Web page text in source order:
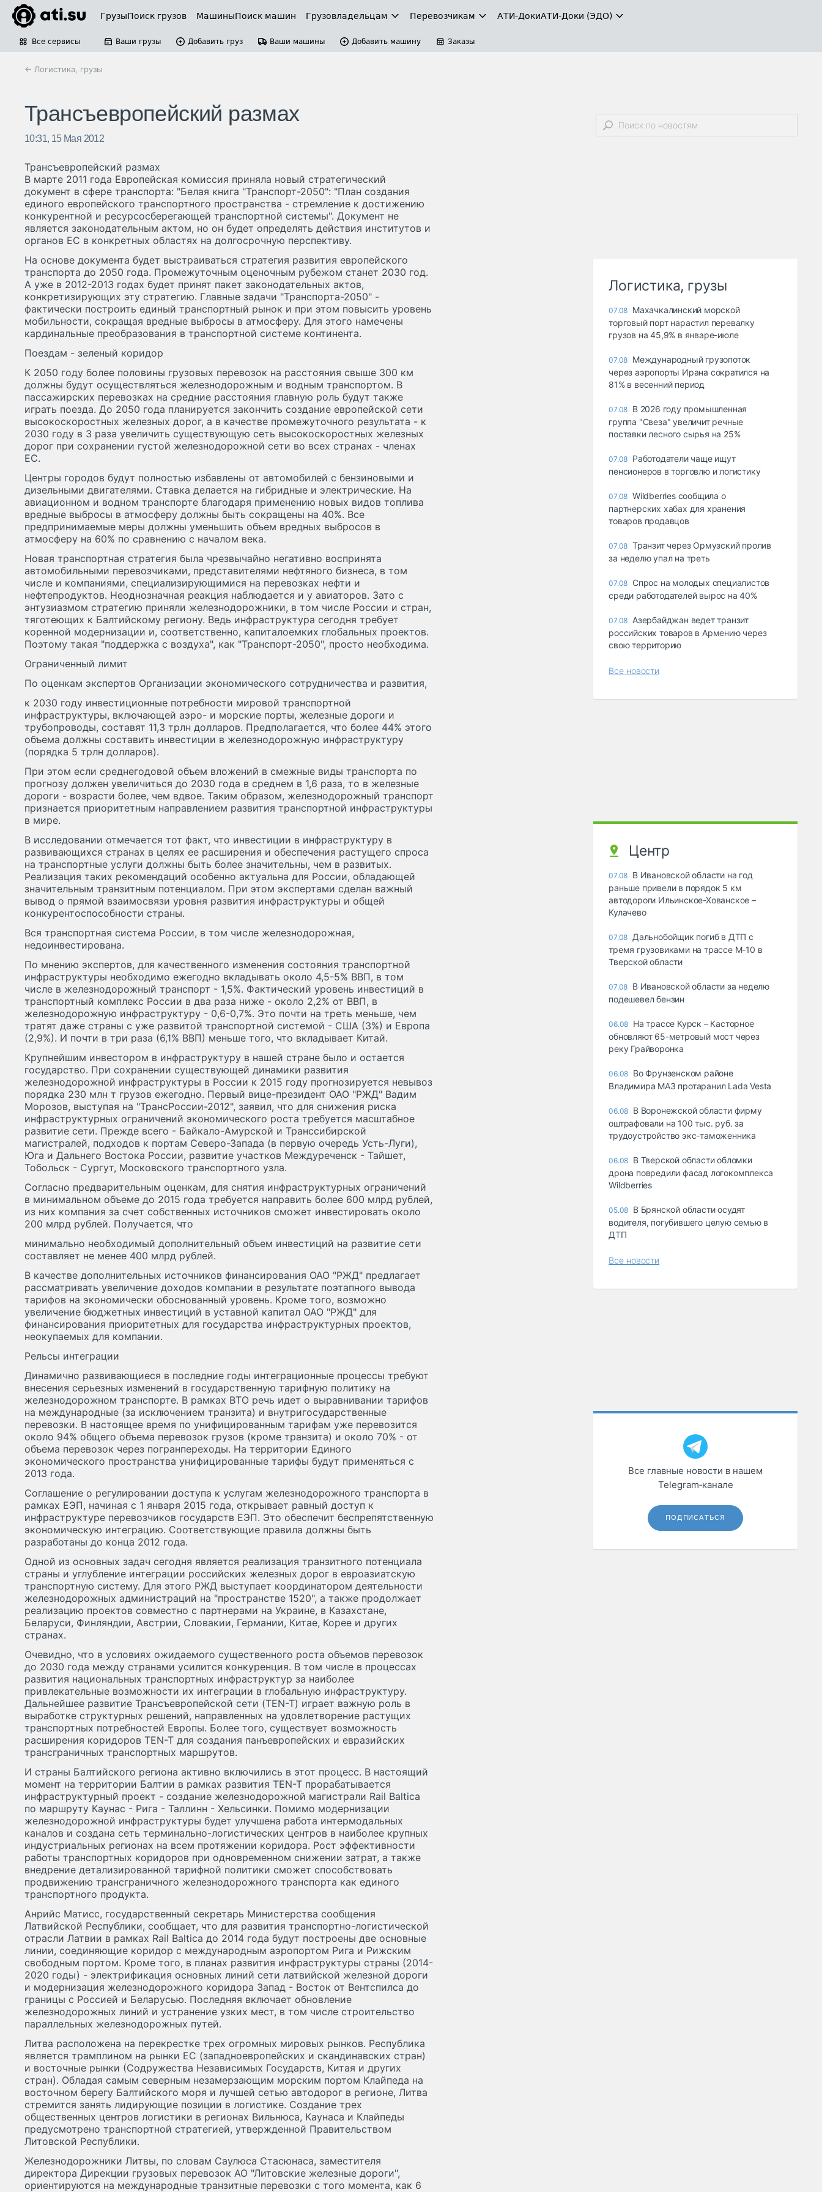
ГрузыПоиск грузов МашиныПоиск машин Грузовладельцам Перевозчикам АТИ-ДокиАТИ-Доки (ЭДО)
Все сервисы Ваши грузы Добавить груз Ваши машины Добавить машину Заказы
← Логистика, грузы
Трансъевропейский размах
10:31, 15 Мая 2012
Трансъевропейский размах
В марте 2011 года Европейская комиссия приняла новый стратегический
документ в сфере транспорта: "Белая книга "Транспорт-2050": "План создания
единого европейского транспортного пространства - стремление к достижению
конкурентной и ресурсосберегающей транспортной системы". Документ не
является законодательным актом, но он будет определять действия институтов и
органов ЕС в конкретных областях на долгосрочную перспективу.
На основе документа будет выстраиваться стратегия развития европейского
транспорта до 2050 года. Промежуточным оценочным рубежом станет 2030 год.
А уже в 2012-2013 годах будет принят пакет законодательных актов,
конкретизирующих эту стратегию. Главные задачи "Транспорта-2050" -
фактически построить единый транспортный рынок и при этом повысить уровень
мобильности, сокращая вредные выбросы в атмосферу. Для этого намечены
кардинальные преобразования в транспортной системе континента.
Поездам - зеленый коридор
К 2050 году более половины грузовых перевозок на расстояния свыше 300 км
должны будут осуществляться железнодорожным и водным транспортом. В
пассажирских перевозках на средние расстояния главную роль будут также
играть поезда. До 2050 года планируется закончить создание европейской сети
высокоскоростных железных дорог, а в качестве промежуточного результата - к
2030 году в 3 раза увеличить существующую сеть высокоскоростных железных
дорог при сохранении густой железнодорожной сети во всех странах - членах
ЕС.
Центры городов будут полностью избавлены от автомобилей с бензиновыми и
дизельными двигателями. Ставка делается на гибридные и электрические. На
авиационном и водном транспорте благодаря применению новых видов топлива
вредные выбросы в атмосферу должны быть сокращены на 40%. Все
предпринимаемые меры должны уменьшить объем вредных выбросов в
атмосферу на 60% по сравнению с началом века.
Новая транспортная стратегия была чрезвычайно негативно воспринята
автомобильными перевозчиками, представителями нефтяного бизнеса, в том
числе и компаниями, специализирующимися на перевозках нефти и
нефтепродуктов. Неоднозначная реакция наблюдается и у авиаторов. Зато с
энтузиазмом стратегию приняли железнодорожники, в том числе России и стран,
тяготеющих к Балтийскому региону. Ведь инфраструктура сегодня требует
коренной модернизации и, соответственно, капиталоемких глобальных проектов.
Поэтому такая "поддержка с воздуха", как "Транспорт-2050", просто необходима.
Ограниченный лимит
По оценкам экспертов Организации экономического сотрудничества и развития,
к 2030 году инвестиционные потребности мировой транспортной
инфраструктуры, включающей аэро- и морские порты, железные дороги и
трубопроводы, составят 11,3 трлн долларов. Предполагается, что более 44% этого
объема должны составить инвестиции в железнодорожную инфраструктуру
(порядка 5 трлн долларов).
При этом если среднегодовой объем вложений в смежные виды транспорта по
прогнозу должен увеличиться до 2030 года в среднем в 1,6 раза, то в железные
дороги - возрасти более, чем вдвое. Таким образом, железнодорожный транспорт
признается приоритетным направлением развития транспортной инфраструктуры
в мире.
В исследовании отмечается тот факт, что инвестиции в инфраструктуру в
развивающихся странах в целях ее расширения и обеспечения растущего спроса
на транспортные услуги должны быть более значительны, чем в развитых.
Реализация таких рекомендаций особенно актуальна для России, обладающей
значительным транзитным потенциалом. При этом экспертами сделан важный
вывод о прямой взаимосвязи уровня развития инфраструктуры и общей
конкурентоспособности страны.
Вся транспортная система России, в том числе железнодорожная,
недоинвестирована.
По мнению экспертов, для качественного изменения состояния транспортной
инфраструктуры необходимо ежегодно вкладывать около 4,5-5% ВВП, в том
числе в железнодорожный транспорт - 1,5%. Фактический уровень инвестиций в
транспортный комплекс России в два раза ниже - около 2,2% от ВВП, в
железнодорожную инфраструктуру - 0,6-0,7%. Это почти на треть меньше, чем
тратят даже страны с уже развитой транспортной системой - США (3%) и Европа
(2,9%). И почти в три раза (6,1% ВВП) меньше того, что вкладывает Китай.
Крупнейшим инвестором в инфраструктуру в нашей стране было и остается
государство. При сохранении существующей динамики развития
железнодорожной инфраструктуры в России к 2015 году прогнозируется невывоз
порядка 230 млн т грузов ежегодно. Первый вице-президент ОАО "РЖД" Вадим
Морозов, выступая на "ТрансРоссии-2012", заявил, что для снижения риска
инфраструктурных ограничений экономического роста требуется масштабное
развитие сети. Прежде всего - Байкало-Амурской и Транссибирской
магистралей, подходов к портам Северо-Запада (в первую очередь Усть-Луги),
Юга и Дальнего Востока России, развитие участков Междуреченск - Тайшет,
Тобольск - Сургут, Московского транспортного узла.
Согласно предварительным оценкам, для снятия инфраструктурных ограничений
в минимальном объеме до 2015 года требуется направить более 600 млрд рублей,
из них компания за счет собственных источников сможет инвестировать около
200 млрд рублей. Получается, что
минимально необходимый дополнительный объем инвестиций на развитие сети
составляет не менее 400 млрд рублей.
В качестве дополнительных источников финансирования ОАО "РЖД" предлагает
рассматривать увеличение доходов компании в результате поэтапного вывода
тарифов на экономически обоснованный уровень. Кроме того, возможно
увеличение бюджетных инвестиций в уставной капитал ОАО "РЖД" для
финансирования приоритетных для государства инфраструктурных проектов,
неокупаемых для компании.
Рельсы интеграции
Динамично развивающиеся в последние годы интеграционные процессы требуют
внесения серьезных изменений в государственную тарифную политику на
железнодорожном транспорте. В рамках ВТО речь идет о выравнивании тарифов
на международные (за исключением транзита) и внутригосударственные
перевозки. В настоящее время по унифицированным тарифам уже перевозится
около 94% общего объема перевозок грузов (кроме транзита) и около 70% - от
объема перевозок через погранпереходы. На территории Единого
экономического пространства унифицированные тарифы будут применяться с
2013 года.
Соглашение о регулировании доступа к услугам железнодорожного транспорта в
рамках ЕЭП, начиная с 1 января 2015 года, открывает равный доступ к
инфраструктуре перевозчиков государств ЕЭП. Это обеспечит беспрепятственную
экономическую интеграцию. Соответствующие правила должны быть
разработаны до конца 2012 года.
Одной из основных задач сегодня является реализация транзитного потенциала
страны и углубление интеграции российских железных дорог в евроазиатскую
транспортную систему. Для этого РЖД выступает координатором деятельности
железнодорожных администраций на "пространстве 1520", а также продолжает
реализацию проектов совместно с партнерами на Украине, в Казахстане,
Беларуси, Финляндии, Австрии, Словакии, Германии, Китае, Корее и других
странах.
Очевидно, что в условиях ожидаемого существенного роста объемов перевозок
до 2030 года между странами усилится конкуренция. В том числе в процессах
развития национальных транспортных инфраструктур за наиболее
привлекательные возможности их интеграции в глобальную инфраструктуру.
Дальнейшее развитие Трансъевропейской сети (TEN-T) играет важную роль в
выработке структурных решений, направленных на удовлетворение растущих
транспортных потребностей Европы. Более того, существует возможность
расширения коридоров TEN-T для создания панъевропейских и евразийских
трансграничных транспортных маршрутов.
И страны Балтийского региона активно включились в этот процесс. В настоящий
момент на территории Балтии в рамках развития TEN-T прорабатывается
инфраструктурный проект - создание железнодорожной магистрали Rail Baltica
по маршруту Каунас - Рига - Таллинн - Хельсинки. Помимо модернизации
железнодорожной инфраструктуры будет улучшена работа интермодальных
каналов и создана сеть терминально-логистических центров в наиболее крупных
индустриальных регионах на всем протяжении коридора. Рост эффективности
работы транспортных коридоров при одновременном снижении затрат, а также
внедрение детализированной тарифной политики сможет способствовать
продвижению трансграничного железнодорожного транспорта как единого
транспортного продукта.
Анрийc Матисс, государственный секретарь Министерства сообщения
Латвийской Республики, сообщает, что для развития транспортно-логистической
отрасли Латвии в рамках Rail Baltica до 2014 года будут построены две основные
линии, соединяющие коридор с международным аэропортом Рига и Рижским
свободным портом. Кроме того, в планах развития инфраструктуры страны (2014-
2020 годы) - электрификация основных линий сети латвийской железной дороги
и модернизация железнодорожного коридора Запад - Восток от Вентспилса до
границы с Россией и Беларусью. Последняя включает обновление
железнодорожных линий и устранение узких мест, в том числе строительство
параллельных железнодорожных путей.
Литва расположена на перекрестке трех огромных мировых рынков. Республика
является трамплином на рынки ЕС (западноевропейских и скандинавских стран)
и восточные рынки (Содружества Независимых Государств, Китая и других
стран). Обладая самым северным незамерзающим морским портом Клайпеда на
восточном берегу Балтийского моря и лучшей сетью автодорог в регионе, Литва
стремится занять лидирующие позиции в логистике. Создание трех
общественных центров логистики в регионах Вильнюса, Каунаса и Клайпеды
предусмотрено транспортной стратегией, утвержденной Правительством
Литовской Республики.
Железнодорожники Литвы, по словам Саулюса Стасюнаса, заместителя
директора Дирекции грузовых перевозок АО "Литовские железные дороги",
ориентируются на международные транзитные перевозки с того момента, как 6
Логистика, грузы
07.08 Махачкалинский морской
торговый порт нарастил перевалку
грузов на 45,9% в январе-июле
07.08 Международный грузопоток
через аэропорты Ирана сократился на
81% в весенний период
07.08 В 2026 году промышленная
группа "Свеза" увеличит речные
поставки лесного сырья на 25%
07.08 Работодатели чаще ищут
пенсионеров в торговлю и логистику
07.08 Wildberries сообщила о
партнерских хабах для хранения
товаров продавцов
07.08 Транзит через Ормузский пролив
за неделю упал на треть
07.08 Спрос на молодых специалистов
среди работодателей вырос на 40%
07.08 Азербайджан ведет транзит
российских товаров в Армению через
свою территорию
Все новости
Центр
07.08 В Ивановской области на год
раньше привели в порядок 5 км
автодороги Ильинское-Хованское –
Кулачево
07.08 Дальнобойщик погиб в ДТП с
тремя грузовиками на трассе М-10 в
Тверской области
07.08 В Ивановской области за неделю
подешевел бензин
06.08 На трассе Курск – Касторное
обновляют 65-метровый мост через
реку Грайворонка
06.08 Во Фрунзенском районе
Владимира МАЗ протаранил Lada Vesta
06.08 В Воронежской области фирму
оштрафовали на 100 тыс. руб. за
трудоустройство экс-таможенника
06.08 В Тверской области обломки
дрона повредили фасад логокомплекса
Wildberries
05.08 В Брянской области осудят
водителя, погубившего целую семью в
ДТП
Все новости
Все главные новости в нашем
Telegram‑канале
ПОДПИСАТЬСЯ